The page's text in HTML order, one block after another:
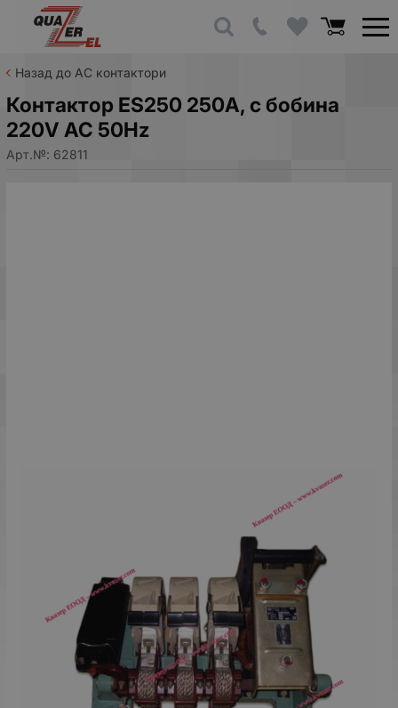
Назад до AC контактори
Контактор ES250 250A, с бобина
220V AC 50Hz
Арт.№: 62811